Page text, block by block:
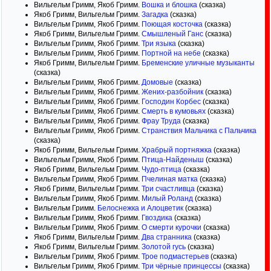
Вильгельм Гримм, Якоб Гримм. Вошка и блошка (сказка)
Якоб Гримм, Вильгельм Гримм. Загадка (сказка)
Вильгельм Гримм, Якоб Гримм. Поющая косточка (сказка)
Якоб Гримм, Вильгельм Гримм. Смышленый Ганс (сказка)
Вильгельм Гримм, Якоб Гримм. Три языка (сказка)
Вильгельм Гримм, Якоб Гримм. Портной на небе (сказка)
Якоб Гримм, Вильгельм Гримм. Бременские уличные музыканты
(сказка)
Вильгельм Гримм, Якоб Гримм. Домовые (сказка)
Вильгельм Гримм, Якоб Гримм. Жених-разбойник (сказка)
Вильгельм Гримм, Якоб Гримм. Господин Корбес (сказка)
Вильгельм Гримм, Якоб Гримм. Смерть в кумовьях (сказка)
Вильгельм Гримм, Якоб Гримм. Фрау Труда (сказка)
Вильгельм Гримм, Якоб Гримм. Странствия Мальчика с Пальчика
(сказка)
Якоб Гримм, Вильгельм Гримм. Храбрый портняжка (сказка)
Вильгельм Гримм, Якоб Гримм. Птица-Найденыш (сказка)
Якоб Гримм, Вильгельм Гримм. Чудо-птица (сказка)
Вильгельм Гримм, Якоб Гримм. Пчелиная матка (сказка)
Якоб Гримм, Вильгельм Гримм. Три счастливца (сказка)
Вильгельм Гримм, Якоб Гримм. Милый Роланд (сказка)
Вильгельм Гримм. Белоснежка и Алоцветик (сказка)
Вильгельм Гримм, Якоб Гримм. Гвоздика (сказка)
Вильгельм Гримм, Якоб Гримм. О смерти курочки (сказка)
Якоб Гримм, Вильгельм Гримм. Два странника (сказка)
Якоб Гримм, Вильгельм Гримм. Золотой гусь (сказка)
Вильгельм Гримм, Якоб Гримм. Трое подмастерьев (сказка)
Вильгельм Гримм, Якоб Гримм. Три чёрные принцессы (сказка)